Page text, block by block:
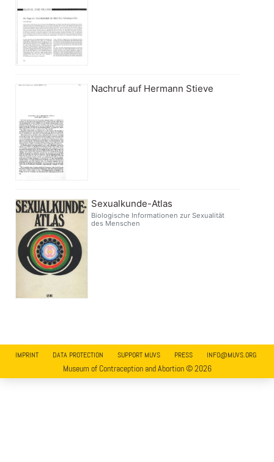
Nachruf auf Hermann Stieve
Sexualkunde-Atlas
Biologische Informationen zur Sexualität
des Menschen
IMPRINT DATA PROTECTION SUPPORT MUVS PRESS INFO@MUVS.ORG
Museum of Contraception and Abortion © 2026